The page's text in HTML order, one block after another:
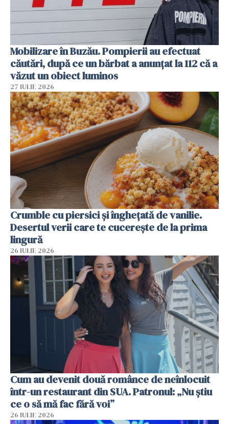
Mobilizare în Buzău. Pompierii au efectuat
căutări, după ce un bărbat a anunțat la 112 că a
văzut un obiect luminos
27 IULIE 2026
Crumble cu piersici și înghețată de vanilie.
Desertul verii care te cucerește de la prima
lingură
26 IULIE 2026
Cum au devenit două românce de neînlocuit
într-un restaurant din SUA. Patronul: „Nu știu
ce o să mă fac fără voi”
26 IULIE 2026